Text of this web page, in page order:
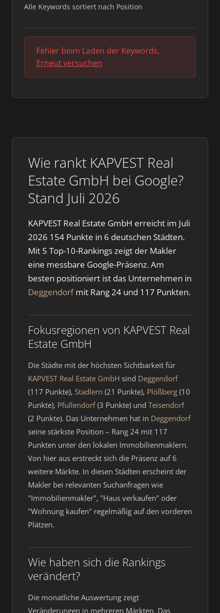
Wie rankt KAPVEST Real
Estate GmbH bei Google?
Stand Juli 2026
KAPVEST Real Estate GmbH erreicht im Juli
2026 154 Punkte in 6 deutschen Städten.
Mit 5 Top-10-Rankings zeigt der Makler
eine messbare Google-Präsenz. Am
besten positioniert ist das Unternehmen in
Deggendorfmit Rang 24 und 117 Punkten.
Fokusregionen von KAPVEST Real
Estate GmbH
Die Städte mit der höchsten Sichtbarkeit für
KAPVEST Real Estate GmbH sind Deggendorf
(117 Punkte), Stadlern (21 Punkte), Plößberg (10
Punkte), Pfullendorf(3 Punkte) und Teisendorf
(2 Punkte). Das Unternehmen hat in Deggendorf
seine stärkste Position – Rang 24 mit 117
Punkten unter den lokalen Immobilienmaklern.
Von hier aus erstreckt sich die Präsenz auf 6
weitere Märkte. In diesen Städten erscheint der
Makler bei relevanten Suchanfragen wie
"Immobilienmakler", "Haus verkaufen" oder
"Wohnung kaufen" regelmäßig auf den vorderen
Plätzen.
Wie haben sich die Rankings
verändert?
Die monatliche Auswertung zeigt
Veränderungen in mehreren Märkten. Das
Alle Keywords sortiert nach Position
Fehler beim Laden der Keywords.
Erneut versuchen